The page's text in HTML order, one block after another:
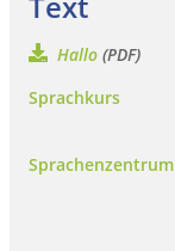
Hallo (PDF)
Sprachkurs
Sprachenzentrum